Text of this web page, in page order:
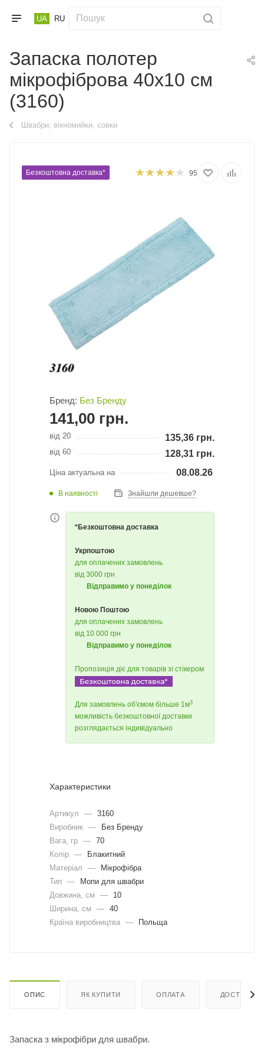
UA RU
Запаска полотер
мікрофіброва 40х10 см
(3160)
Швабри, вікномийки, совки
Безкоштовна доставка* 95
Бренд: Без Бренду
141,00 грн.
від 20 135,36 грн.
від 60 128,31 грн.
Ціна актуальна на 08.08.26
В наявності Знайшли дешевше?
*Безкоштовна доставка
Укрпоштою
для оплачених замовлень
від 3000 грн
Відправимо у понеділок
Новою Поштою
для оплачених замовлень
від 10 000 грн
Відправимо у понеділок
Пропозиція діє для товарів зі стікером
Для замовлень об'ємом більше 1м3
можливість безкоштовної доставки
розглядається індивідуально
Характеристики
Артикул — 3160
Виробник —
Без Бренду
Вага, гр — 70
Колір —
Блакитний
Матеріал
—
Мікрофібра
Тип
—
Мопи для швабри
Довжина, cм
—
10
Ширина, cм
— 40
Країна виробництва — Польща
ОПИС ЯК КУПИТИ ОПЛАТА ДОСТАВКА
Запаска з мікрофібри для швабри.